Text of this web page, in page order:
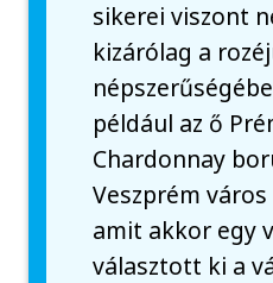
sikerei viszont
kizárólag a
például az ő
Chardonnay
Veszprém
amit akkor egy
választott ki a